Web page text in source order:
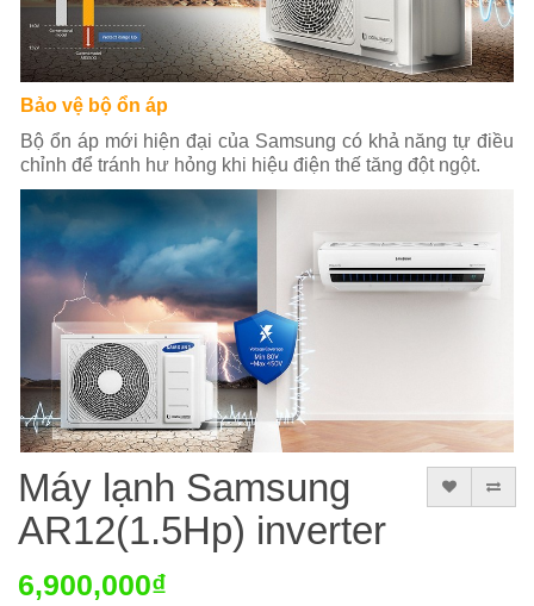
Bảo vệ bộ ổn áp
Bộ ổn áp mới hiện đại của Samsung có khả năng tự điều
chỉnh để tránh hư hỏng khi hiệu điện thế tăng đột ngột.
Máy lạnh Samsung
AR12(1.5Hp) inverter
6,900,000₫